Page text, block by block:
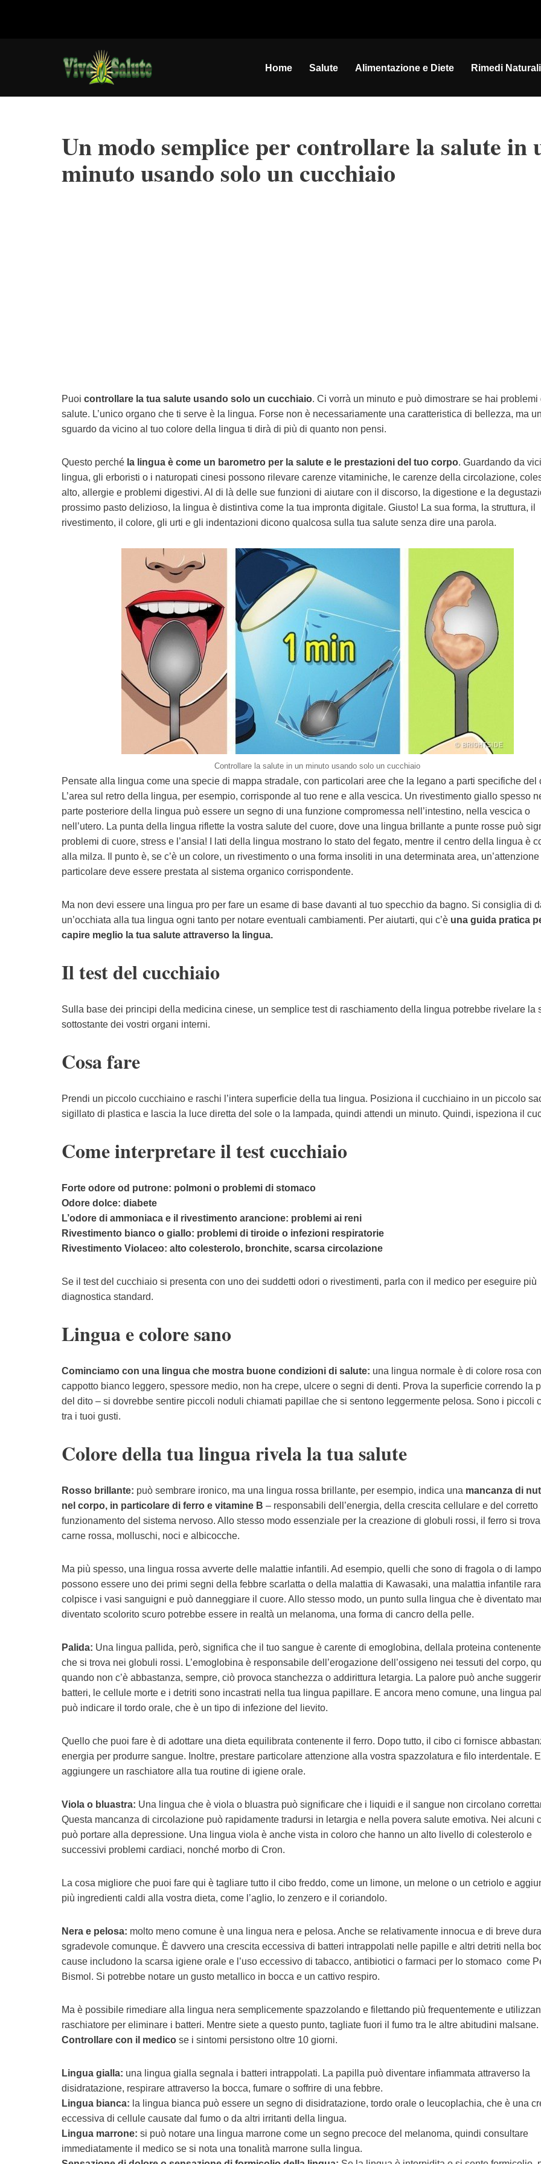
Home Salute Alimentazione e Diete Rimedi Naturali
Un modo semplice per controllare la salute in
minuto usando solo un cucchiaio
Puoi controllare la tua salute usando solo un cucchiaio. Ci vorrà un minuto e può dimostrare se hai problemi
salute. L’unico organo che ti serve è la lingua. Forse non è necessariamente una caratteristica di bellezza, ma
sguardo da vicino al tuo colore della lingua ti dirà di più di quanto non pensi.
Questo perché la lingua è come un barometro per la salute e le prestazioni del tuo corpo. Guardando da
lingua, gli erboristi o i naturopati cinesi possono rilevare carenze vitaminiche, le carenze della circolazione,
alto, allergie e problemi digestivi. Al di là delle sue funzioni di aiutare con il discorso, la digestione e la
prossimo pasto delizioso, la lingua è distintiva come la tua impronta digitale. Giusto! La sua forma, la struttura, il
rivestimento, il colore, gli urti e gli indentazioni dicono qualcosa sulla tua salute senza dire una parola.
Controllare la salute in un minuto usando solo un cucchiaio
Pensate alla lingua come una specie di mappa stradale, con particolari aree che la legano a parti specifiche del
L’area sul retro della lingua, per esempio, corrisponde al tuo rene e alla vescica. Un rivestimento giallo spesso
parte posteriore della lingua può essere un segno di una funzione compromessa nell’intestino, nella vescica o
nell’utero. La punta della lingua riflette la vostra salute del cuore, dove una lingua brillante a punte rosse può
problemi di cuore, stress e l’ansia! I lati della lingua mostrano lo stato del fegato, mentre il centro della lingua è
alla milza. Il punto è, se c’è un colore, un rivestimento o una forma insoliti in una determinata area, un’attenzione
particolare deve essere prestata al sistema organico corrispondente.
Ma non devi essere una lingua pro per fare un esame di base davanti al tuo specchio da bagno. Si consiglia di
un’occhiata alla tua lingua ogni tanto per notare eventuali cambiamenti. Per aiutarti, qui c’è una guida pratica
capire meglio la tua salute attraverso la lingua.
Il test del cucchiaio
Sulla base dei principi della medicina cinese, un semplice test di raschiamento della lingua potrebbe rivelare la
sottostante dei vostri organi interni.
Cosa fare
Prendi un piccolo cucchiaino e raschi l’intera superficie della tua lingua. Posiziona il cucchiaino in un piccolo
sigillato di plastica e lascia la luce diretta del sole o la lampada, quindi attendi un minuto. Quindi, ispeziona il
Come interpretare il test cucchiaio
Forte odore od putrone: polmoni o problemi di stomaco
Odore dolce: diabete
L’odore di ammoniaca e il rivestimento arancione: problemi ai reni
Rivestimento bianco o giallo: problemi di tiroide o infezioni respiratorie
Rivestimento Violaceo: alto colesterolo, bronchite, scarsa circolazione
Se il test del cucchiaio si presenta con uno dei suddetti odori o rivestimenti, parla con il medico per eseguire più
diagnostica standard.
Lingua e colore sano
Cominciamo con una lingua che mostra buone condizioni di salute: una lingua normale è di colore rosa
cappotto bianco leggero, spessore medio, non ha crepe, ulcere o segni di denti. Prova la superficie correndo la
del dito – si dovrebbe sentire piccoli noduli chiamati papillae che si sentono leggermente pelosa. Sono i piccoli
tra i tuoi gusti.
Colore della tua lingua rivela la tua salute
Rosso brillante: può sembrare ironico, ma una lingua rossa brillante, per esempio, indica una mancanza di
nel corpo, in particolare di ferro e vitamine B – responsabili dell’energia, della crescita cellulare e del corretto
funzionamento del sistema nervoso. Allo stesso modo essenziale per la creazione di globuli rossi, il ferro si
carne rossa, molluschi, noci e albicocche.
Ma più spesso, una lingua rossa avverte delle malattie infantili. Ad esempio, quelli che sono di fragola o di
possono essere uno dei primi segni della febbre scarlatta o della malattia di Kawasaki, una malattia infantile
colpisce i vasi sanguigni e può danneggiare il cuore. Allo stesso modo, un punto sulla lingua che è diventato
diventato scolorito scuro potrebbe essere in realtà un melanoma, una forma di cancro della pelle.
Palida: Una lingua pallida, però, significa che il tuo sangue è carente di emoglobina, dellala proteina
che si trova nei globuli rossi. L’emoglobina è responsabile dell’erogazione dell’ossigeno nei tessuti del corpo,
quando non c’è abbastanza, sempre, ciò provoca stanchezza o addirittura letargia. La palore può anche
batteri, le cellule morte e i detriti sono incastrati nella tua lingua papillare. E ancora meno comune, una lingua
può indicare il tordo orale, che è un tipo di infezione del lievito.
Quello che puoi fare è di adottare una dieta equilibrata contenente il ferro. Dopo tutto, il cibo ci fornisce
energia per produrre sangue. Inoltre, prestare particolare attenzione alla vostra spazzolatura e filo interdentale. E
aggiungere un raschiatore alla tua routine di igiene orale.
Viola o bluastra: Una lingua che è viola o bluastra può significare che i liquidi e il sangue non circolano
Questa mancanza di circolazione può rapidamente tradursi in letargia e nella povera salute emotiva. Nei alcuni
può portare alla depressione. Una lingua viola è anche vista in coloro che hanno un alto livello di colesterolo e
successivi problemi cardiaci, nonché morbo di Cron.
La cosa migliore che puoi fare qui è tagliare tutto il cibo freddo, come un limone, un melone o un cetriolo e
più ingredienti caldi alla vostra dieta, come l’aglio, lo zenzero e il coriandolo.
Nera e pelosa: molto meno comune è una lingua nera e pelosa. Anche se relativamente innocua e di breve
sgradevole comunque. È davvero una crescita eccessiva di batteri intrappolati nelle papille e altri detriti nella
cause includono la scarsa igiene orale e l’uso eccessivo di tabacco, antibiotici o farmaci per lo stomaco come
Bismol. Si potrebbe notare un gusto metallico in bocca e un cattivo respiro.
Ma è possibile rimediare alla lingua nera semplicemente spazzolando e filettando più frequentemente e
raschiatore per eliminare i batteri. Mentre siete a questo punto, tagliate fuori il fumo tra le altre abitudini malsane.
Controllare con il medico se i sintomi persistono oltre 10 giorni.
Lingua gialla: una lingua gialla segnala i batteri intrappolati. La papilla può diventare infiammata attraverso la
disidratazione, respirare attraverso la bocca, fumare o soffrire di una febbre.
Lingua bianca: la lingua bianca può essere un segno di disidratazione, tordo orale o leucoplachia, che è una
eccessiva di cellule causate dal fumo o da altri irritanti della lingua.
Lingua marrone: si può notare una lingua marrone come un segno precoce del melanoma, quindi consultare
immediatamente il medico se si nota una tonalità marrone sulla lingua.